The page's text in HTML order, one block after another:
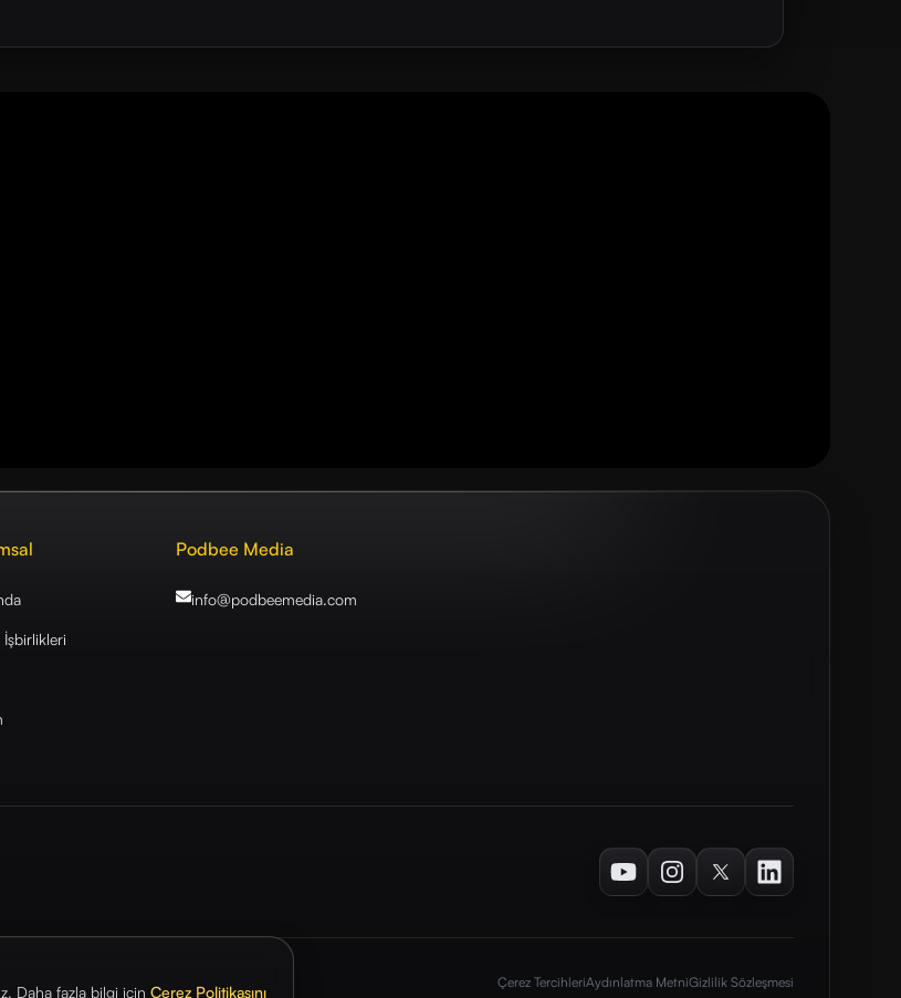
Daha fazla bilgi için Çerez Politikasını
İşbirlikleri
Podbee Media
info@podbeemedia.com
YoutubeInstagramTwitterLinkedIn
Çerez TercihleriAydınlatma MetniGizlilik Sözleşmesi